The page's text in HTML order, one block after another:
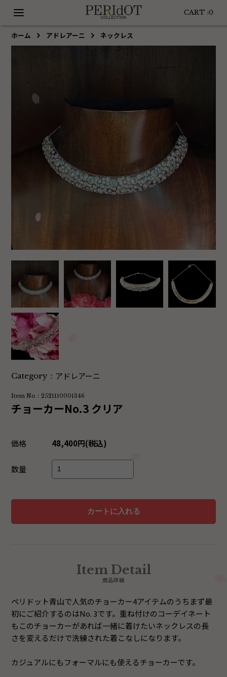
CART :0
ホーム アドレアーニ ネックレス
Category： アドレアーニ
Item No：2521110001346
チョーカーNo.3 クリア
価格 48,400円(税込)
数量
Item Detail
商品詳細
ペリドット青山で人気のチョーカー4アイテムのうちまず最
初にご紹介するのはNo. 3です。重ね付けのコーデイネート
もこのチョーカーがあれば一緒に着けたいネックレスの長
さを変えるだけで洗練された着こなしになります。
カジュアルにもフォーマルにも使えるチョーカーです。